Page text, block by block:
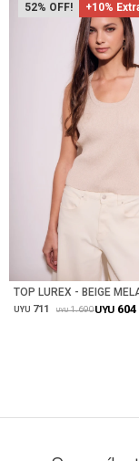
52 +10%
Talle
TOP LUREX - BEIGE
UYU 711 UYU 1.690UYU 604